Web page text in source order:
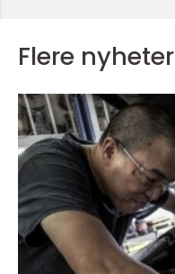
Flere nyheter